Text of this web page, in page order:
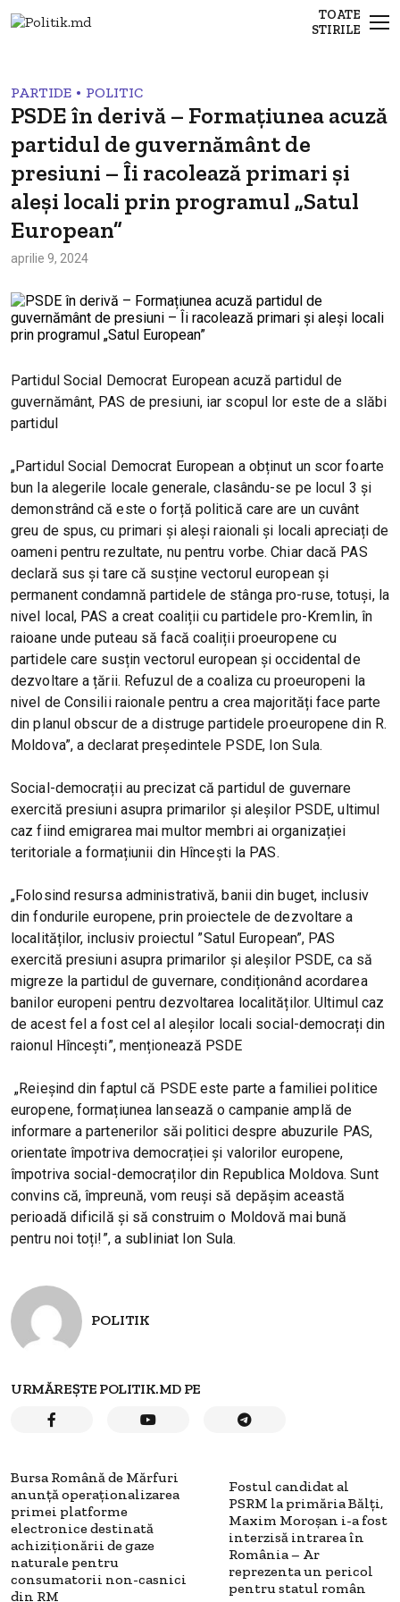
TOATE
STIRILE
PARTIDE • POLITIC
PSDE în derivă – Formațiunea acuză
partidul de guvernământ de
presiuni – Îi racolează primari și
aleși locali prin programul „Satul
European”
aprilie 9, 2024
Partidul Social Democrat European acuză partidul de
guvernământ, PAS de presiuni, iar scopul lor este de a slăbi
partidul
„Partidul Social Democrat European a obținut un scor foarte
bun la alegerile locale generale, clasându-se pe locul 3 și
demonstrând că este o forță politică care are un cuvânt
greu de spus, cu primari și aleși raionali și locali apreciați de
oameni pentru rezultate, nu pentru vorbe. Chiar dacă PAS
declară sus și tare că susține vectorul european și
permanent condamnă partidele de stânga pro-ruse, totuși, la
nivel local, PAS a creat coaliții cu partidele pro-Kremlin, în
raioane unde puteau să facă coaliții proeuropene cu
partidele care susțin vectorul european și occidental de
dezvoltare a țării. Refuzul de a coaliza cu proeuropeni la
nivel de Consilii raionale pentru a crea majorități face parte
din planul obscur de a distruge partidele proeuropene din R.
Moldova”, a declarat președintele PSDE, Ion Sula.
Social-democrații au precizat că partidul de guvernare
exercită presiuni asupra primarilor și aleșilor PSDE, ultimul
caz fiind emigrarea mai multor membri ai organizației
teritoriale a formațiunii din Hîncești la PAS.
„Folosind resursa administrativă, banii din buget, inclusiv
din fondurile europene, prin proiectele de dezvoltare a
localităților, inclusiv proiectul ”Satul European”, PAS
exercită presiuni asupra primarilor și aleșilor PSDE, ca să
migreze la partidul de guvernare, condiționând acordarea
banilor europeni pentru dezvoltarea localităților. Ultimul caz
de acest fel a fost cel al aleșilor locali social-democrați din
raionul Hîncești”, menționează PSDE
„Reieșind din faptul că PSDE este parte a familiei politice
europene, formațiunea lansează o campanie amplă de
informare a partenerilor săi politici despre abuzurile PAS,
orientate împotriva democrației și valorilor europene,
împotriva social-democraților din Republica Moldova. Sunt
convins că, împreună, vom reuși să depășim această
perioadă dificilă și să construim o Moldovă mai bună
pentru noi toți!”, a subliniat Ion Sula.
POLITIK
URMĂREȘTE POLITIK.MD PE
Bursa Română de Mărfuri
anunță operaționalizarea
primei platforme
electronice destinată
achiziționării de gaze
naturale pentru
consumatorii non-casnici
din RM
Fostul candidat al
PSRM la primăria Bălți,
Maxim Moroșan i-a fost
interzisă intrarea în
România – Ar
reprezenta un pericol
pentru statul român